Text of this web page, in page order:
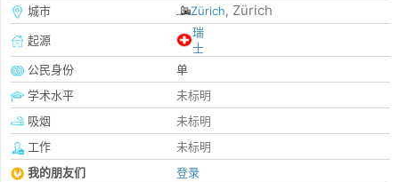
城市
Zürich, Zürich
起源
瑞
士
公民身份
单
学术水平
未标明
吸烟
未标明
工作
未标明
我的朋友们
登录